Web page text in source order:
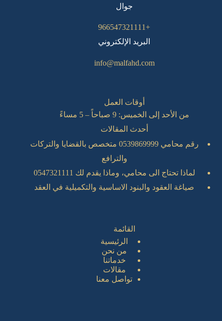
جوال
+966547321111
البريد الإلكتروني
info@malfahd.com
أوقات العمل
من الأحد إلى الخميس: 9 صباحاً – 5 مساءً
أحدث المقالات
رقم محامي 0539869999 متخصص بالقضايا والتركات
والترافع
لماذا تحتاج الى محامي، وماذا يقدم لك 0547321111
صياغة العقود والبنود الاساسية والتكميلية في العقد
القائمة
الرئيسية
من نحن
خدماتنا
مقالات
تواصل معنا